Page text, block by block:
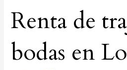
Renta de
bodas en